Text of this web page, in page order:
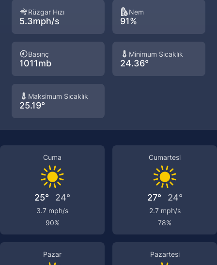
Rüzgar Hızı
5.3mph/s
Nem
91%
Basınç
1011mb
Minimum Sıcaklık
24.36°
Maksimum Sıcaklık
25.19°
Cuma
25° 24°
3.7 mph/s
90%
Cumartesi
27° 24°
2.7 mph/s
78%
Pazar Pazartesi